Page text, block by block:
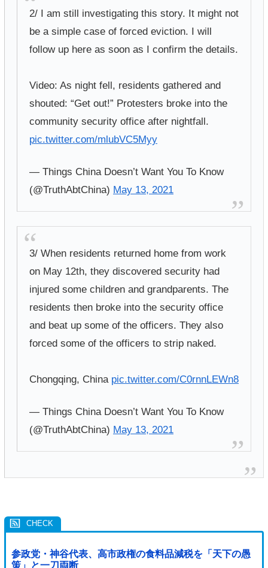
2/ I am still investigating this story. It might not
be a simple case of forced eviction. I will
follow up here as soon as I confirm the details.
Video: As night fell, residents gathered and
shouted: “Get out!” Protesters broke into the
community security office after nightfall.
pic.twitter.com/mlubVC5Myy
— Things China Doesn’t Want You To Know
(@TruthAbtChina) May 13, 2021
3/ When residents returned home from work
on May 12th, they discovered security had
injured some children and grandparents. The
residents then broke into the security office
and beat up some of the officers. They also
forced some of the officers to strip naked.
Chongqing, China pic.twitter.com/C0rnnLEWn8
— Things China Doesn’t Want You To Know
(@TruthAbtChina) May 13, 2021
参政党・神谷代表、高市政権の食料品減税を「天下の愚
策」と一刀両断